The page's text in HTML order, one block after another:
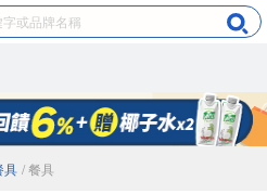
具 / 餐具